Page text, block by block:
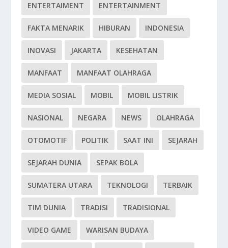
ENTERTAIMENT ENTERTAINMENT
FAKTA MENARIK HIBURAN INDONESIA
INOVASI JAKARTA KESEHATAN
MANFAAT MANFAAT OLAHRAGA
MEDIA SOSIAL MOBIL MOBIL LISTRIK
NASIONAL NEGARA NEWS OLAHRAGA
OTOMOTIF POLITIK SAAT INI SEJARAH
SEJARAH DUNIA SEPAK BOLA
SUMATERA UTARA TEKNOLOGI TERBAIK
TIM DUNIA TRADISI TRADISIONAL
VIDEO GAME WARISAN BUDAYA